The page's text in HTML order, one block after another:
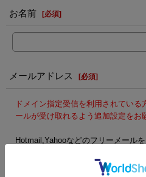
お名前 [必須]
メールアドレス [必須]
ドメイン指定受信を利用されてい
ールが受け取れるよう追加設定をお
Hotmail,Yahooなどのフリーメール